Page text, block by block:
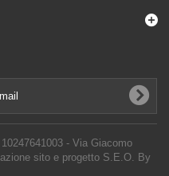
- Via Giacomo
sito e progetto S.E.O. By